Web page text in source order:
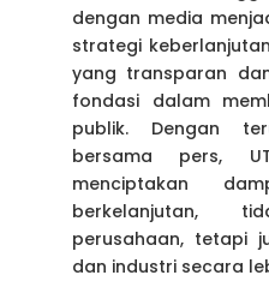
dengan media
strategi
yang transparan
fondasi dalam
publik. Dengan
bersama pers,
menciptakan
berkelanjutan,
perusahaan, tetapi
dan industri secara